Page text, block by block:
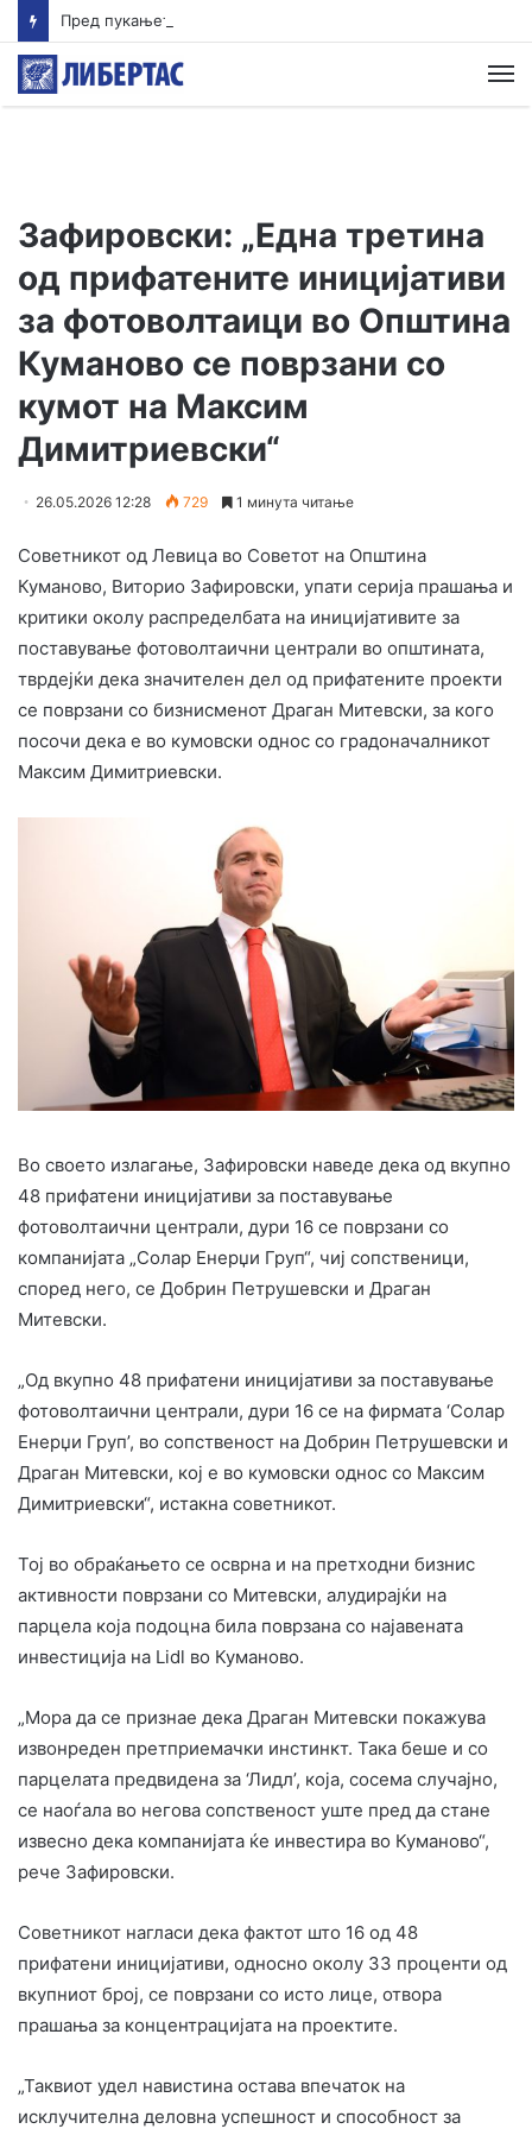
Зафировски: „Една третина
од прифатените иницијативи
за фотоволтаици во Општина
Куманово се поврзани со
кумот на Максим
Димитриевски“
26.05.2026 12:28 729 1 минута читање
Советникот од Левица во Советот на Општина
Куманово, Виторио Зафировски, упати серија прашања и
критики околу распределбата на иницијативите за
поставување фотоволтаични централи во општината,
тврдејќи дека значителен дел од прифатените проекти
се поврзани со бизнисменот Драган Митевски, за кого
посочи дека е во кумовски однос со градоначалникот
Максим Димитриевски.
Во своето излагање, Зафировски наведе дека од вкупно
48 прифатени иницијативи за поставување
фотоволтаични централи, дури 16 се поврзани со
компанијата „Солар Енерџи Груп“, чиј сопственици,
според него, се Добрин Петрушевски и Драган
Митевски.
„Од вкупно 48 прифатени иницијативи за поставување
фотоволтаични централи, дури 16 се на фирмата ‘Солар
Енерџи Груп’, во сопственост на Добрин Петрушевски и
Драган Митевски, кој е во кумовски однос со Максим
Димитриевски“, истакна советникот.
Тој во обраќањето се осврна и на претходни бизнис
активности поврзани со Митевски, алудирајќи на
парцела која подоцна била поврзана со најавената
инвестиција на Lidl во Куманово.
„Мора да се признае дека Драган Митевски покажува
извонреден претприемачки инстинкт. Така беше и со
парцелата предвидена за ‘Лидл’, која, сосема случајно,
се наоѓала во негова сопственост уште пред да стане
извесно дека компанијата ќе инвестира во Куманово“,
рече Зафировски.
Советникот нагласи дека фактот што 16 од 48
прифатени иницијативи, односно околу 33 проценти од
вкупниот број, се поврзани со исто лице, отвора
прашања за концентрацијата на проектите.
„Таквиот удел навистина остава впечаток на
исклучителна деловна успешност и способност за